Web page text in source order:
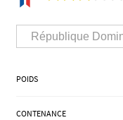
MARQUES
RÉGIONS
République
POIDS
CONTENANCE